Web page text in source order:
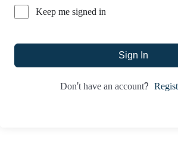
Keep me signed in
Sign In
Don't have an account?